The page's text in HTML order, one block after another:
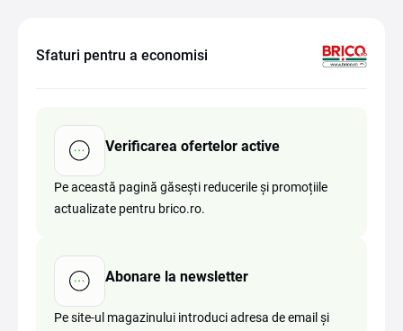
Sfaturi pentru a economisi
Verificarea ofertelor active
Pe această pagină găsești reducerile și promoțiile
actualizate pentru brico.ro.
Abonare la newsletter
Pe site-ul magazinului introduci adresa de email și